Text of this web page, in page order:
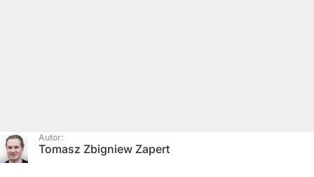
Autor:
Tomasz Zbigniew Zapert